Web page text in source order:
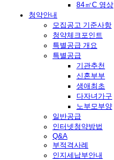
84㎡C 영상
청약안내
모집공고 기준사항
청약체크포인트
특별공급 개요
특별공급
기관추천
신혼부부
생애최초
다자녀가구
노부모부양
일반공급
인터넷청약방법
Q&A
부적격사례
인지세납부안내